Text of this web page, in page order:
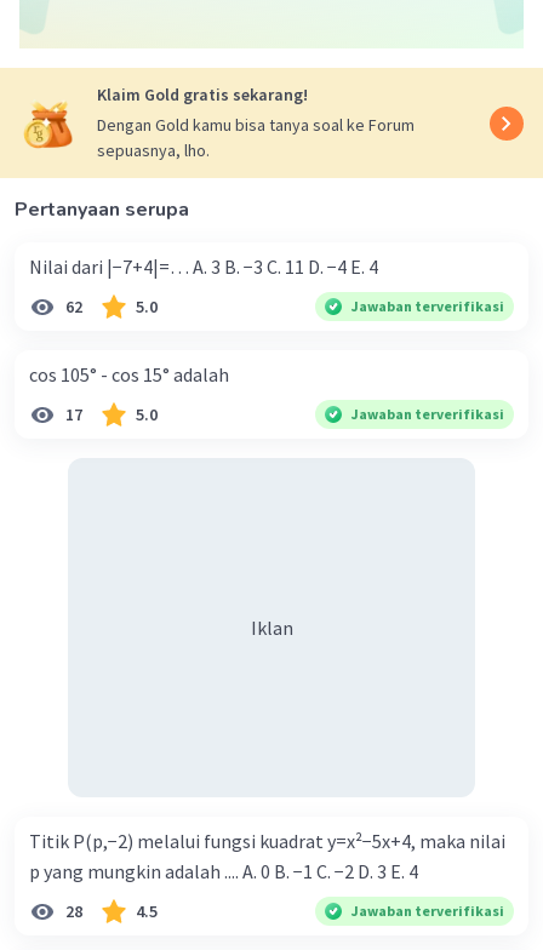
Klaim Gold gratis sekarang!
Dengan Gold kamu bisa tanya soal ke Forum
sepuasnya, lho.
Pertanyaan serupa
Nilai dari |−7+4|=… A. 3 B. −3 C. 11 D. −4 E. 4
62 5.0 Jawaban terverifikasi
cos 105° - cos 15° adalah
17 5.0 Jawaban terverifikasi
Iklan
Titik P(p,−2) melalui fungsi kuadrat y=x²−5x+4, maka nilai
p yang mungkin adalah .... A. 0 B. −1 C. −2 D. 3 E. 4
28 4.5 Jawaban terverifikasi